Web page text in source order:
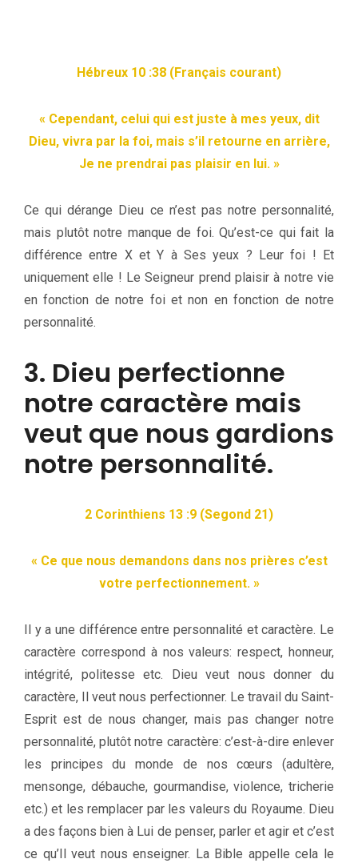
Hébreux 10 :38 (Français courant)
« Cependant, celui qui est juste à mes yeux, dit
Dieu, vivra par la foi, mais s’il retourne en arrière,
Je ne prendrai pas plaisir en lui. »
Ce qui dérange Dieu ce n’est pas notre personnalité,
mais plutôt notre manque de foi. Qu’est-ce qui fait la
différence entre X et Y à Ses yeux ? Leur foi ! Et
uniquement elle ! Le Seigneur prend plaisir à notre vie
en fonction de notre foi et non en fonction de notre
personnalité.
3. Dieu perfectionne
notre caractère mais
veut que nous gardions
notre personnalité.
2 Corinthiens 13 :9 (Segond 21)
« Ce que nous demandons dans nos prières c’est
votre perfectionnement. »
Il y a une différence entre personnalité et caractère. Le
caractère correspond à nos valeurs: respect, honneur,
intégrité, politesse etc. Dieu veut nous donner du
caractère, Il veut nous perfectionner. Le travail du Saint-
Esprit est de nous changer, mais pas changer notre
personnalité, plutôt notre caractère: c’est-à-dire enlever
les principes du monde de nos cœurs (adultère,
mensonge, débauche, gourmandise, violence, tricherie
etc.) et les remplacer par les valeurs du Royaume. Dieu
a des façons bien à Lui de penser, parler et agir et c’est
ce qu’Il veut nous enseigner. La Bible appelle cela le